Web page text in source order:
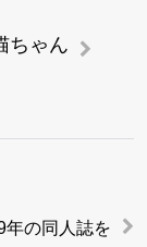
ちゃん
年の同人誌を